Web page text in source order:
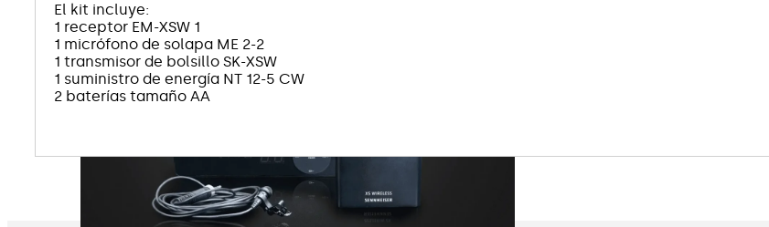
El kit incluye:
1 receptor EM-XSW 1
1 micrófono de solapa ME 2-2
1 transmisor de bolsillo SK-XSW
1 suministro de energía NT 12-5 CW
2 baterías tamaño AA